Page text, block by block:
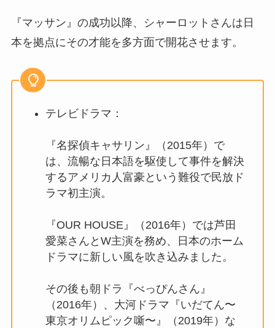
『マッサン』の成功以降、シャーロットさんは日
本を拠点にその才能を多方面で開花させます。
テレビドラマ：
『名探偵キャサリン』（2015年）で
は、流暢な日本語を駆使して事件を解決
するアメリカ人富豪という難役で民放ド
ラマ初主演。
『OUR HOUSE』（2016年）では芦田
愛菜さんとW主演を務め、日本のホーム
ドラマに新しい風を吹き込みました。
その後も朝ドラ『べっぴんさん』
（2016年）、大河ドラマ『いだてん〜
東京オリムピック噺〜』（2019年）な